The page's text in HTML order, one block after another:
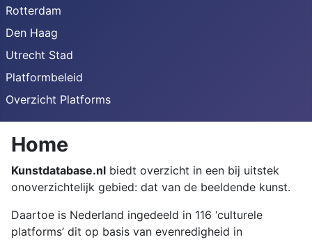
Rotterdam
Den Haag
Utrecht Stad
Platformbeleid
Overzicht Platforms
Home
Kunstdatabase.nl biedt overzicht in een bij uitstek
onoverzichtelijk gebied: dat van de beeldende kunst.
Daartoe is Nederland ingedeeld in 116 ‘culturele
platforms’ dit op basis van evenredigheid in